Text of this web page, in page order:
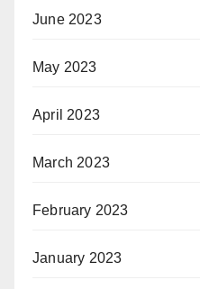
June 2023
May 2023
April 2023
March 2023
February 2023
January 2023